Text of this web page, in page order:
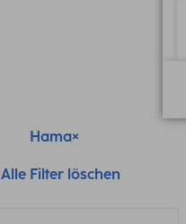
Hama
Alle Filter löschen